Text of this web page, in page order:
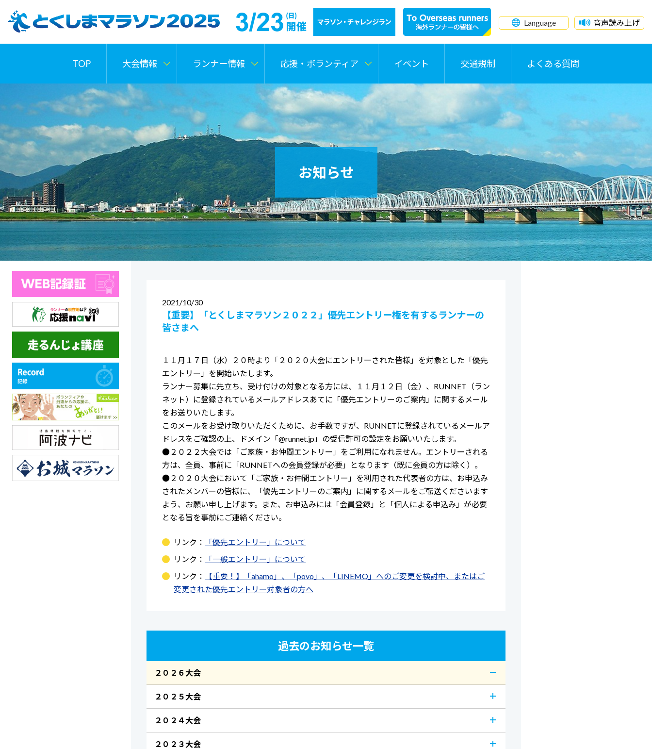
Language 音声読み上げ
TOP 大会情報 ランナー情報 応援・ボランティア イベント 交通規制 よくある質問
お知らせ
2021 10/30
【重要】「とくしまマラソン２０２２」優先エントリー権を有するランナーの
皆さまへ
１１月１７日（水）２０時より「２０２０大会にエントリーされた皆様」を対象とした「優先
エントリー」を開始いたします。
ランナー募集に先立ち、受け付けの対象となる方には、１１月１２日（金）、RUNNET（ラン
ネット）に登録されているメールアドレスあてに「優先エントリーのご案内」に関するメール
をお送りいたします。
このメールをお受け取りいただくために、お手数ですが、RUNNETに登録されているメールア
ドレスをご確認の上、ドメイン「@runnet.jp」の受信許可の設定をお願いいたします。
●２０２２大会では「ご家族・お仲間エントリー」をご利用になれません。エントリーされる
方は、全員、事前に「RUNNETへの会員登録が必要」となります（既に会員の方は除く）。
●２０２０大会において「ご家族・お仲間エントリー」を利用された代表者の方は、お申込み
されたメンバーの皆様に、「優先エントリーのご案内」に関するメールをご転送くださいます
よう、お願い申し上げます。また、お申込みには「会員登録」と「個人による申込み」が必要
となる旨を事前にご連絡ください。
リンク：
「優先エントリー」について
リンク：
「一般エントリー」について
リンク：
【重要！】「ahamo」、「povo」、「LINEMO」へのご変更を検討中、またはご
変更された優先エントリー対象者の方へ
過去のお知らせ一覧
２０２６大会
２０２５大会
２０２４大会
２０２３大会